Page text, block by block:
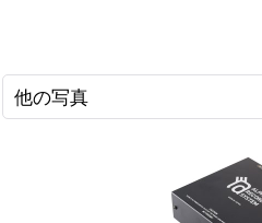
他の写真